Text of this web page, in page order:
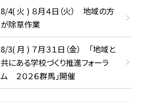
8/4( 火 ) ８月４日（火） 地域の方
が除草作業
8/3( 月 ) ７月３１日（金） 「地域と
共にある学校づくり推進フォーラ
ム ２０２６群馬」開催